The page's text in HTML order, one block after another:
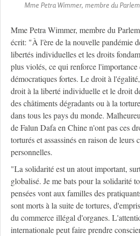
Mme Petra Wimmer, membre du
Mme Petra Wimmer, membre du
écrit: "À l'ère de la nouvelle pandémie
libertés individuelles et les droits
plus violés, ce qui renforce l'importance
démocratiques fortes. Le droit à
droit à la liberté individuelle et le droit
des châtiments dégradants ou à la
dans tous les pays du monde.
de Falun Dafa en Chine n'ont pas ces
torturés et assassinés en raison de leurs
personnelles.
"La solidarité est un atout important,
globalisé. Je me bats pour la solidarité
pensées vont aux familles des
sont morts à la suite de tortures,
du commerce illégal d'organes.
internationale peut faire prendre